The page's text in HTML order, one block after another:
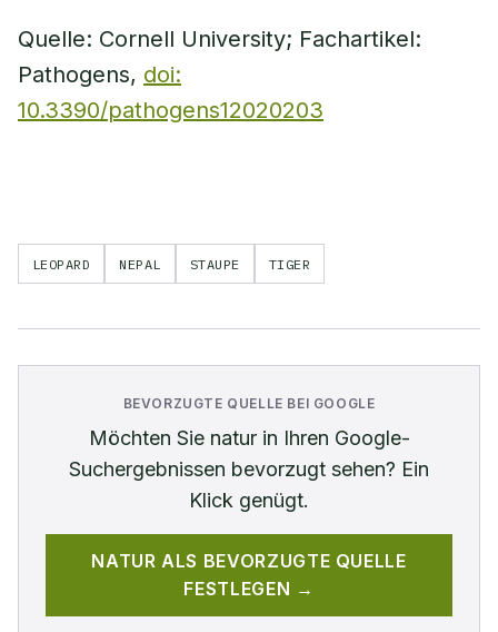
Quelle: Cornell University; Fachartikel:
Pathogens, doi:
10.3390/pathogens12020203
LEOPARD NEPAL STAUPE TIGER
BEVORZUGTE QUELLE BEI GOOGLE
Möchten Sie naturin Ihren Google-
Suchergebnissen bevorzugt sehen? Ein
Klick genügt.
NATUR ALS BEVORZUGTE QUELLE
FESTLEGEN →